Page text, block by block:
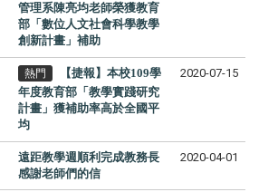
管理系陳亮均老師榮獲教育
部「數位人文社會科學教學
創新計畫」補助
熱門
【捷報】本校109學
年度教育部「教學實踐研究
計畫」獲補助率高於全國平
均
2020-07-15
遠距教學週順利完成教務長
感謝老師們的信
2020-04-01